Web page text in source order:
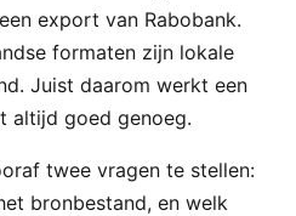
export van Rabobank.
formaten zijn lokale
Juist daarom werkt een
altijd goed genoeg.
twee vragen te stellen:
bronbestand, en welk